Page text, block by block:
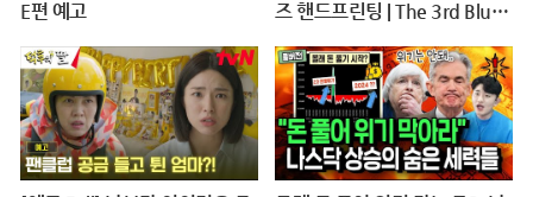
E편 예고
즈 핸드프린팅 | The 3rd Blue
printing @ 20240625